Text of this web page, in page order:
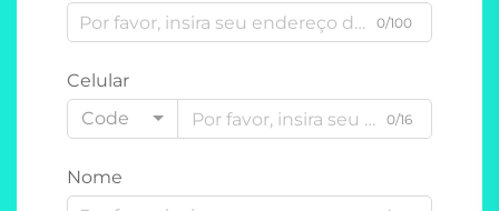
0/100
Celular
Code
0/16
Nome